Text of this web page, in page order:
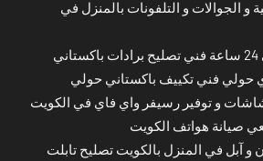
و الجوالات و التلفونات بالمنزل في
حولي فني تكييف باكستاني حولي
و توفير رسيفر واي فاي في الكويت
صيانة هواتف الكويت
و آبل في المنزل بالكويت تصليح تابلت